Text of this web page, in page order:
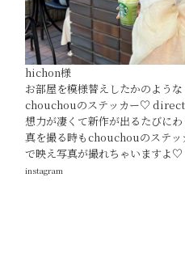
hichon様
お部屋を模様替えしたかのよう
chouchouのステッカー♡
想力が凄くて新作が出るたびに
真を撮る時もchouchouのステッ
で映え写真が撮れちゃいますよ♡
instagram